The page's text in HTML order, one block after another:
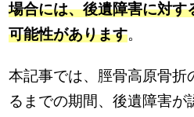
場合には、後遺障害に対す
可能性があります。
本記事では、脛骨高原骨折
るまでの期間、後遺障害が